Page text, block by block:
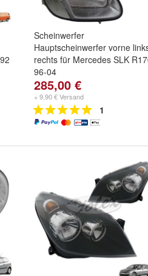
Scheinwerfer
Hauptscheinwerfer vorne
rechts für Mercedes SLK
96-04
285,00 €
+ 9,90 € Versand
1